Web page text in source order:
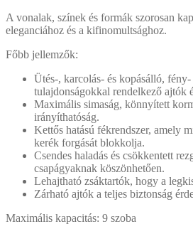
A vonalak, színek és formák szorosan
eleganciához és a kifinomultsághoz.
Főbb jellemzők:
Ütés-, karcolás- és kopásálló,
tulajdonságokkal rendelkező ajtók
Maximális simaság, könnyített
irányíthatóság.
Kettős hatású fékrendszer, amely
kerék forgását blokkolja.
Csendes haladás és csökkentett
csapágyaknak köszönhetően.
Lehajtható zsáktartók, hogy a
Zárható ajtók a teljes biztonság
Maximális kapacitás: 9 szoba